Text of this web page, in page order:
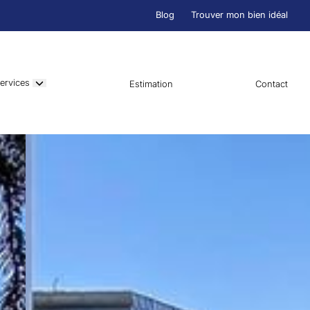
Blog Trouver mon bien idéal
Estimation Contact